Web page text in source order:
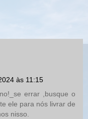
às 11:15
errar ,busque o
ele para nós livrar de
nisso.